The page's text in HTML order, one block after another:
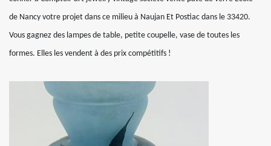
de Nancy votre projet dans ce milieu à Naujan Et Postiac dans le 33420.
Vous gagnez des lampes de table, petite coupelle, vase de toutes les
formes. Elles les vendent à des prix compétitifs !